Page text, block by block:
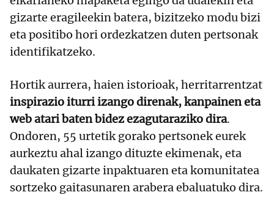
gizarte eragileekin batera, bizitzeko modu bizi
eta positibo hori ordezkatzen duten pertsonak
identifikatzeko.
Hortik aurrera, haien istorioak, herritarrentzat
inspirazio iturri izango direnak, kanpainen eta
web atari baten bidez ezagutaraziko dira.
Ondoren, 55 urtetik gorako pertsonek eurek
aurkeztu ahal izango dituzte ekimenak, eta
daukaten gizarte inpaktuaren eta komunitatea
sortzeko gaitasunaren arabera ebaluatuko dira.